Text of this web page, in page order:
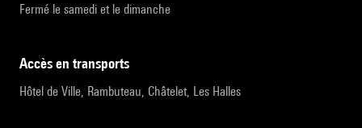
Fermé le samedi et le dimanche
accès en transports
Hôtel de Ville, Rambuteau, Châtelet, Les Halles